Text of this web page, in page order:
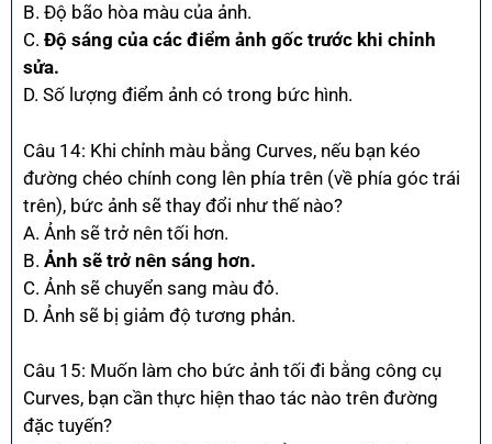
B. Độ bão hòa màu của ảnh.
C. Độ sáng của các điểm ảnh gốc trước khi chỉnh
sửa.
D. Số lượng điểm ảnh có trong bức hình.
Câu 14: Khi chỉnh màu bằng Curves, nếu bạn kéo
đường chéo chính cong lên phía trên (về phía góc trái
trên), bức ảnh sẽ thay đổi như thế nào?
A. Ảnh sẽ trở nên tối hơn.
B. Ảnh sẽ trở nên sáng hơn.
C. Ảnh sẽ chuyển sang màu đỏ.
D. Ảnh sẽ bị giảm độ tương phản.
Câu 15: Muốn làm cho bức ảnh tối đi bằng công cụ
Curves, bạn cần thực hiện thao tác nào trên đường
đặc tuyến?